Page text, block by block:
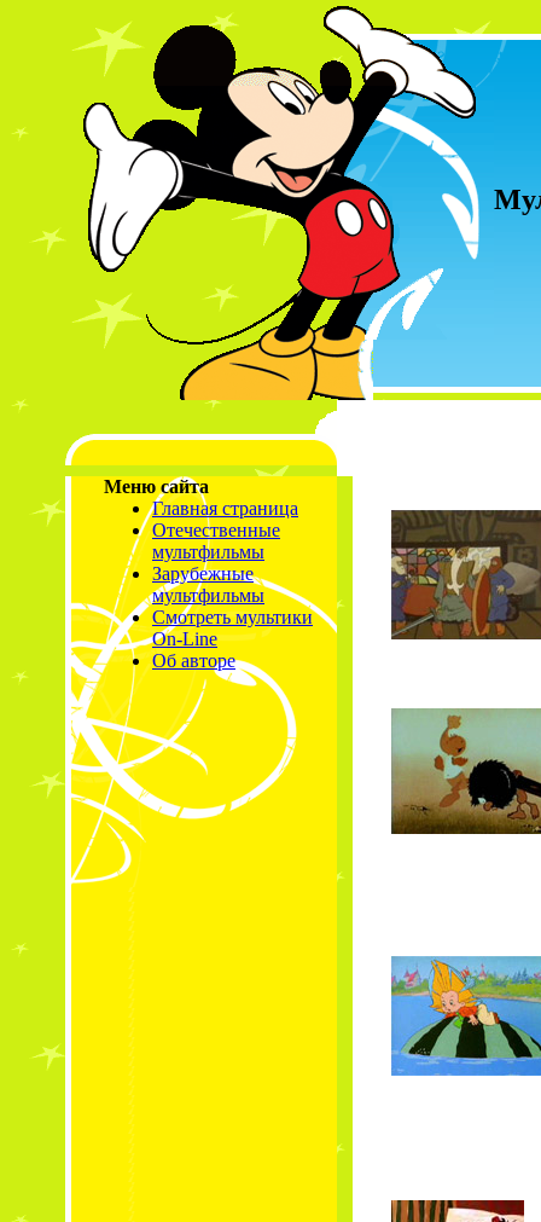
Меню сайта
Главная страница
Отечественные
мультфильмы
Зарубежные
мультфильмы
Смотреть мультики
On-Line
Об авторе